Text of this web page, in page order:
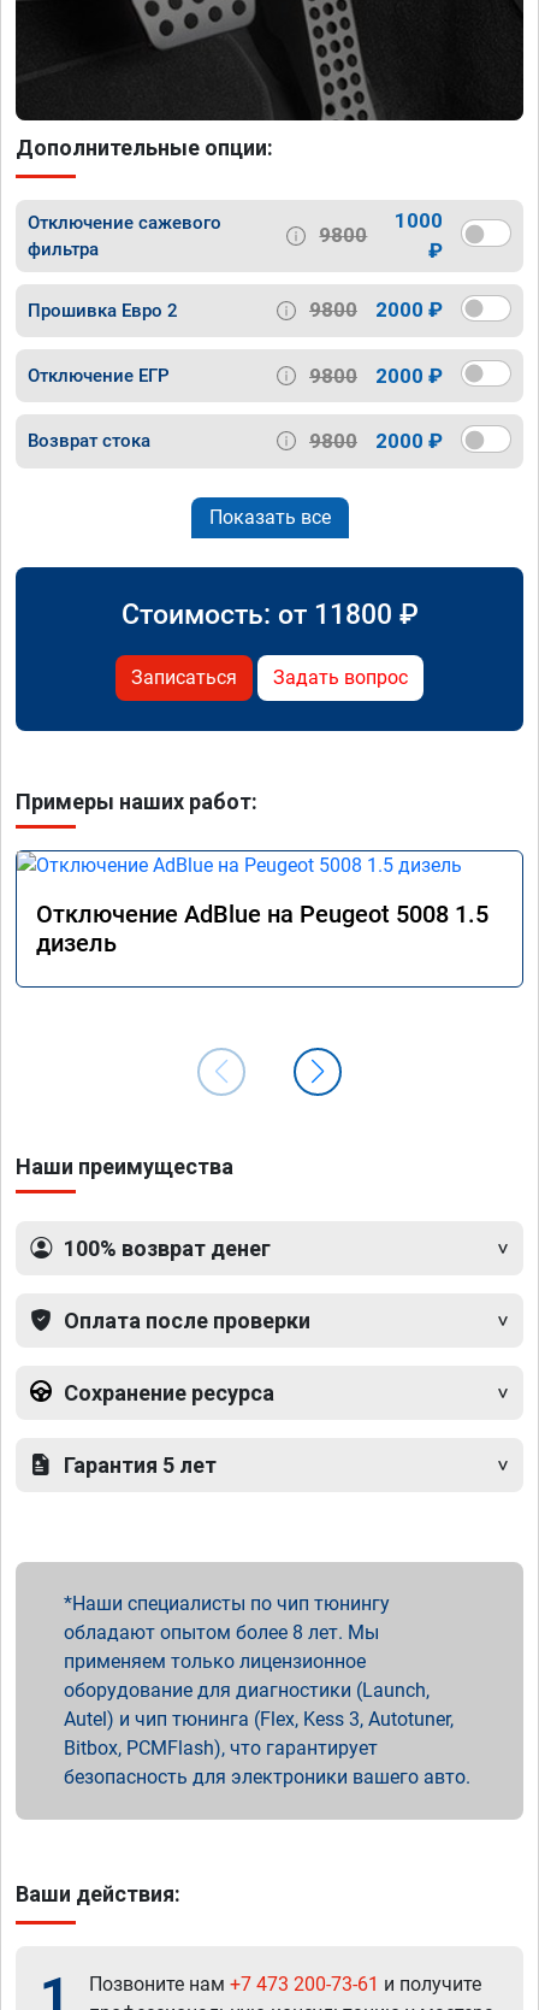
Дополнительные опции:
Отключение сажевого
фильтра
9800
1000
₽
Прошивка Евро 2 9800 2000 ₽
Отключение ЕГР 9800 2000 ₽
Возврат стока 9800 2000 ₽
Показать все
Стоимость: от 11800 ₽
Записаться Задать вопрос
Примеры наших работ:
Отключение AdBlue на Peugeot 5008 1.5
дизель
Наши преимущества
100% возврат денег
Оплата после проверки
Сохранение ресурса
Гарантия 5 лет
Наши специалисты по чип тюнингу
обладают опытом более 8 лет. Мы
применяем только лицензионное
оборудование для диагностики (Launch,
Autel) и чип тюнинга (Flex, Kess 3, Autotuner,
Bitbox, PCMFlash), что гарантирует
безопасность для электроники вашего авто.
Ваши действия:
1 Позвоните нам +7 473 200-73-61 и получите